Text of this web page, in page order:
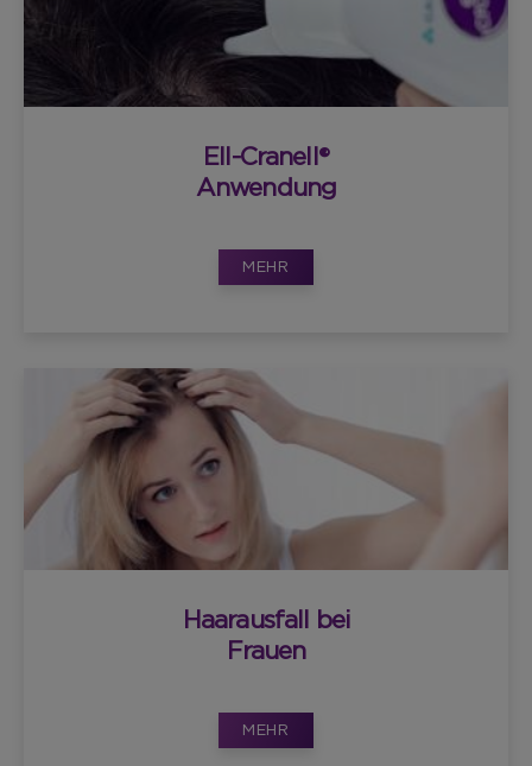
Ell-Cranell®
Anwendung
MEHR
Haarausfall bei
Frauen
MEHR